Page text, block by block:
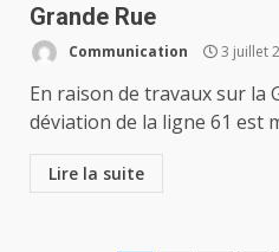
Grande Rue
Communication 3 juillet
En raison de travaux sur la
déviation de la ligne 61 est
Lire la suite